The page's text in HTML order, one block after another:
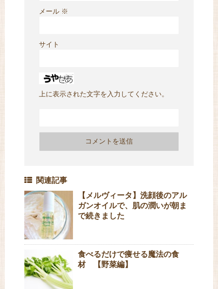
メール ※
サイト
上に表示された文字を入力してください。
関連記事
【メルヴィータ】洗顔後のアル
ガンオイルで、肌の潤いが朝ま
で続きました
食べるだけで痩せる魔法の食
材 【野菜編】